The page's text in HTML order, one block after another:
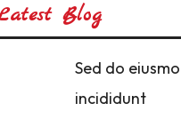
Blog
Sed do
incididunt